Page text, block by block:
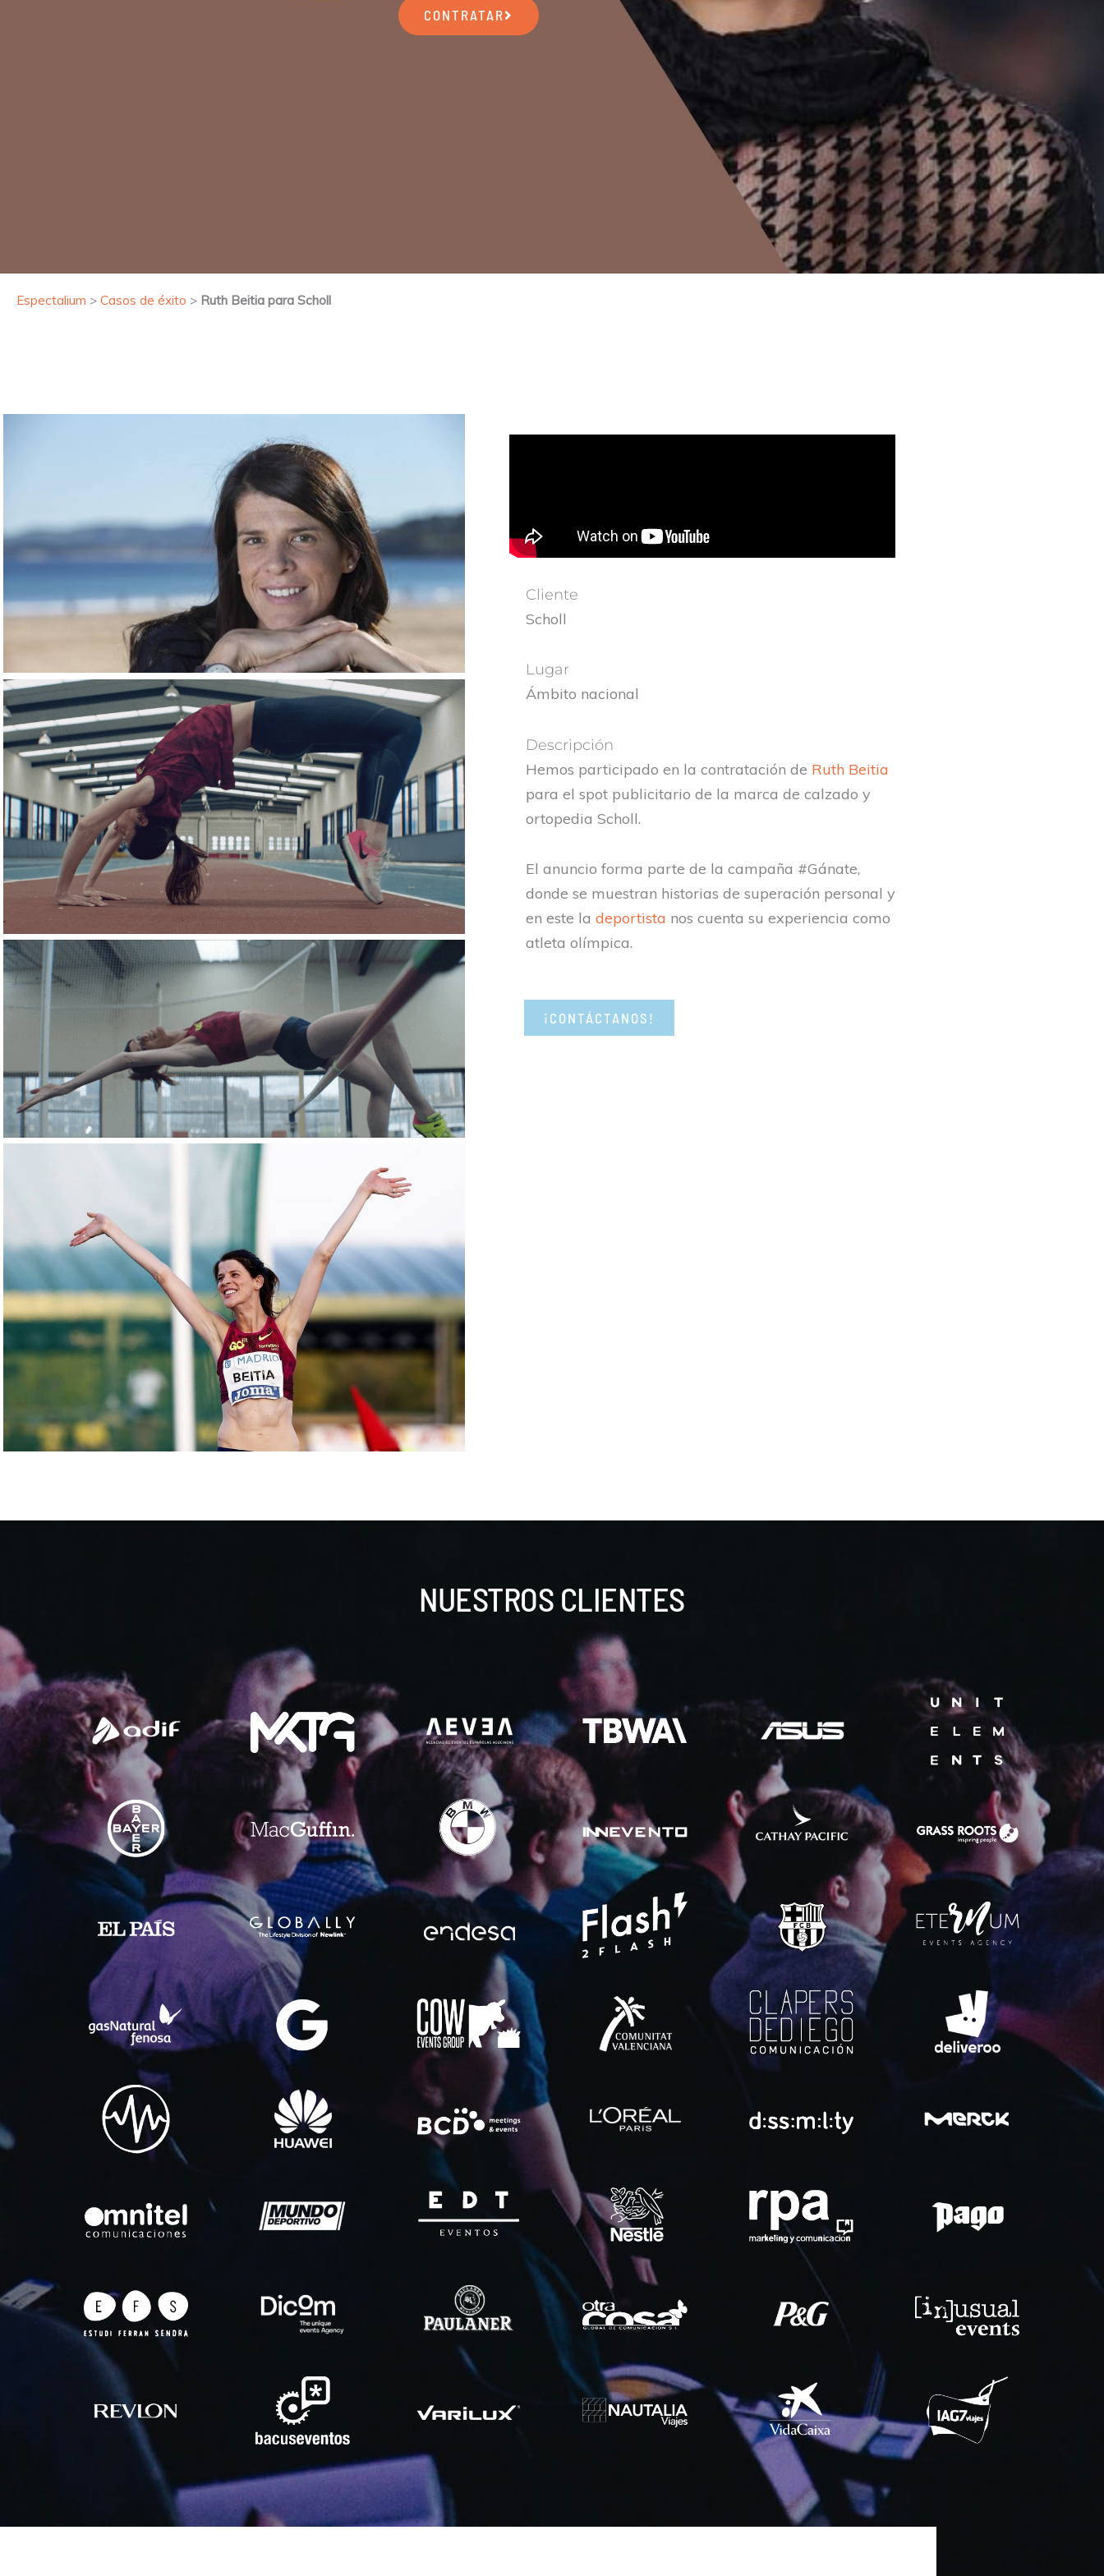
CONTRATAR
Espectalium > Casos de éxito > Ruth Beitia para Scholl
Cliente
Scholl
Lugar
Ámbito nacional
Descripción
Hemos participado en la contratación de Ruth Beitia
para el spot publicitario de la marca de calzado y
ortopedia Scholl.
El anuncio forma parte de la campaña #Gánate,
donde se muestran historias de superación personal y
en este la deportista nos cuenta su experiencia como
atleta olímpica.
¡CONTÁCTANOS!
NUESTROS CLIENTES